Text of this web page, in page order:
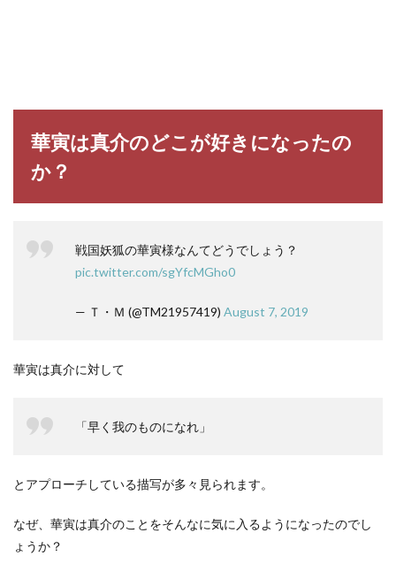
華寅は真介のどこが好きになったの
か？
戦国妖狐の華寅様なんてどうでしょう？
pic.twitter.com/sgYfcMGho0
— Ｔ・Ｍ (@TM21957419) August 7, 2019
華寅は真介に対して
「早く我のものになれ」
とアプローチしている描写が多々見られます。
なぜ、華寅は真介のことをそんなに気に入るようになったのでし
ょうか？